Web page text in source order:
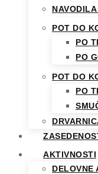
POT DO
PO
PO
POT DO
PO
AKTIVNOSTI
DELOVNE